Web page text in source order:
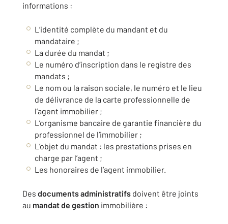
informations :
L’identité complète du mandant et du
mandataire ;
La durée du mandat ;
Le numéro d’inscription dans le registre des
mandats ;
Le nom ou la raison sociale, le numéro et le lieu
de délivrance de la carte professionnelle de
l’agent immobilier ;
L’organisme bancaire de garantie financière du
professionnel de l’immobilier ;
L’objet du mandat : les prestations prises en
charge par l’agent ;
Les honoraires de l’agent immobilier.
Des documentsadministratifs doivent être joints
au mandat de gestion immobilière :